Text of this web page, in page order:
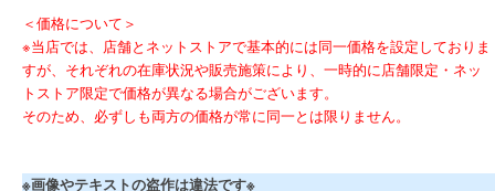
＜価格について＞
※当店では、店舗とネットストアで基本的には同一価格を設定しておりま
すが、それぞれの在庫状況や販売施策により、一時的に店舗限定・ネッ
トストア限定で価格が異なる場合がございます。
そのため、必ずしも両方の価格が常に同一とは限りません。
※画像やテキストの盗作は違法です※